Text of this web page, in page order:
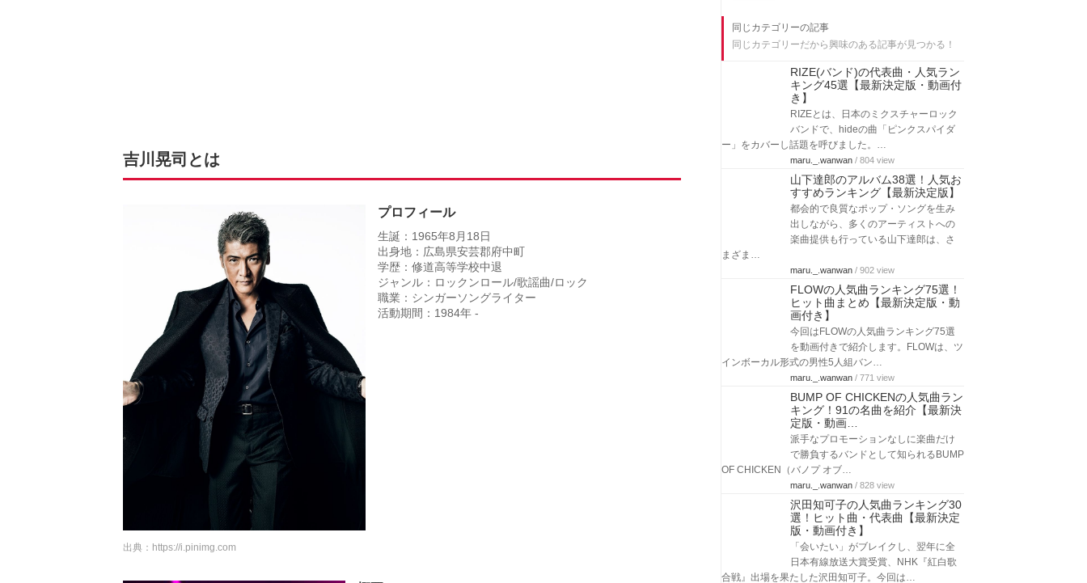
吉川晃司とは
プロフィール
生誕：1965年8月18日
出身地：広島県安芸郡府中町
学歴：修道高等学校中退
ジャンル：ロックンロール/歌謡曲/ロック
職業：シンガーソングライター
活動期間：1984年 -
出典： https://i.pinimg.com
同じカテゴリーの記事
同じカテゴリーだから興味のある記事が見つかる！
RIZE(バンド)の代表曲・人気ラン
キング45選【最新決定版・動画付
き】
RIZEとは、日本のミクスチャーロック
バンドで、hideの曲「ピンクスパイダ
ー」をカバーし話題を呼びました。…
maru._.wanwan / 804 view
山下達郎のアルバム38選！人気お
すすめランキング【最新決定版】
都会的で良質なポップ・ソングを生み
出しながら、多くのアーティストへの
楽曲提供も行っている山下達郎は、さ
まざま…
maru._.wanwan / 902 view
FLOWの人気曲ランキング75選！
ヒット曲まとめ【最新決定版・動
画付き】
今回はFLOWの人気曲ランキング75選
を動画付きで紹介します。FLOWは、ツ
インボーカル形式の男性5人組バン…
maru._.wanwan / 771 view
BUMP OF CHICKENの人気曲ラン
キング！91の名曲を紹介【最新決
定版・動画…
派手なプロモーションなしに楽曲だけ
で勝負するバンドとして知られるBUMP
OF CHICKEN（バノプ オブ…
maru._.wanwan / 828 view
沢田知可子の人気曲ランキング30
選！ヒット曲・代表曲【最新決定
版・動画付き】
「会いたい」がブレイクし、翌年に全
日本有線放送大賞受賞、NHK『紅白歌
合戦』出場を果たした沢田知可子。今回は…